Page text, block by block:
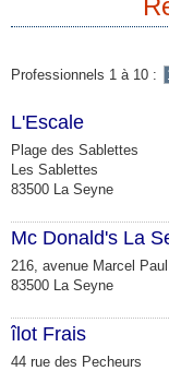
Professionnels 1 à 10 :
L'Escale
Plage des Sablettes
Les Sablettes
83500 La Seyne
Mc Donald's La
216, avenue Marcel Paul
83500 La Seyne
îlot Frais
44 rue des Pecheurs